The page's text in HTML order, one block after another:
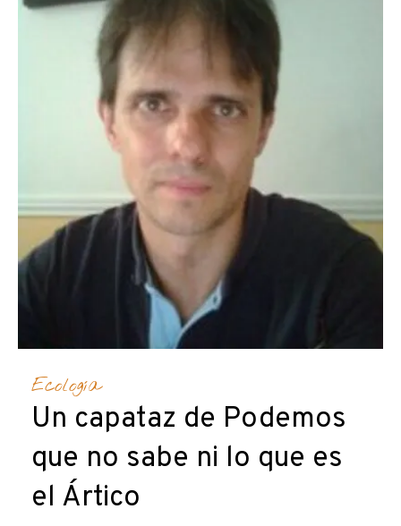
Ecología
Un capataz de Podemos
que no sabe ni lo que es
el Ártico